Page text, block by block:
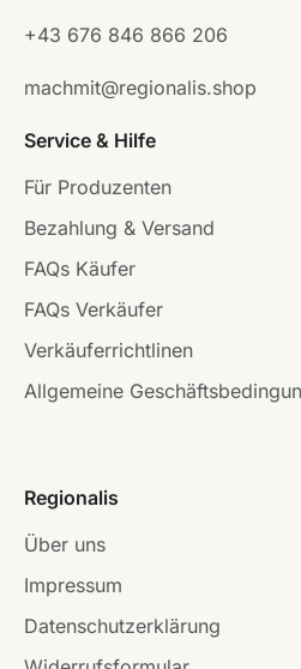
+43 676 846 866 206
machmit@regionalis.shop
Service & Hilfe
Für Produzenten
Bezahlung & Versand
FAQs Käufer
FAQs Verkäufer
Verkäuferrichtlinen
Allgemeine
Regionalis
Über uns
Impressum
Datenschutzerklärung